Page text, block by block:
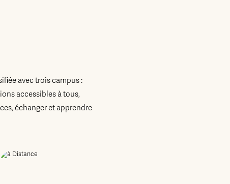
avec trois campus :
accessibles à tous,
échanger et apprendre